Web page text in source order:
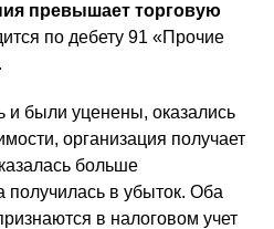
превышает торговую
по дебету 91 «Прочие
и были уценены, оказались
организация получает
больше
получилась в убыток. Оба
в налоговом учет